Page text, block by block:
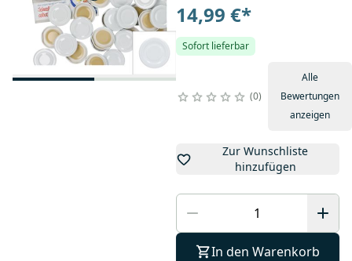
14,99 €*
Sofort lieferbar
0
Alle
Bewertungen
anzeigen
Zur Wunschliste
hinzufügen
In den Warenkorb